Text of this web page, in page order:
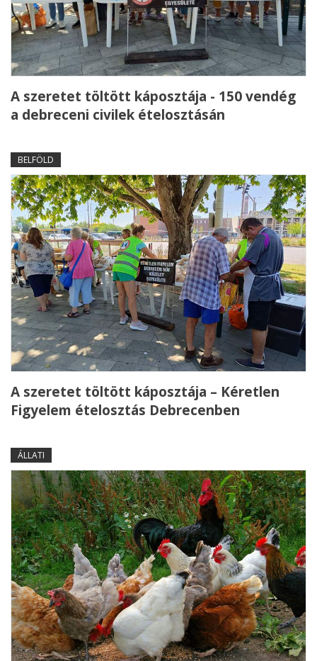
A szeretet töltött káposztája - 150 vendég
a debreceni civilek ételosztásán
BELFÖLD
A szeretet töltött káposztája – Kéretlen
Figyelem ételosztás Debrecenben
ÁLLATI